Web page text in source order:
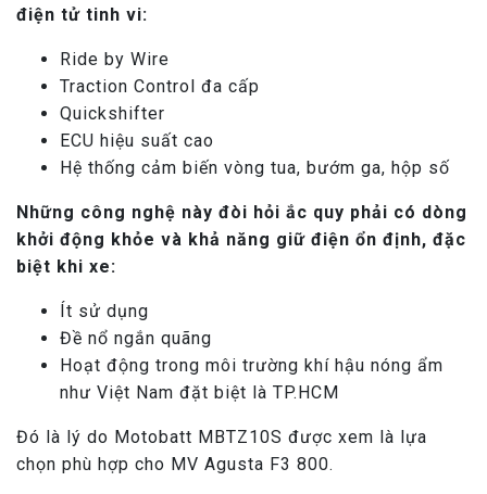
điện tử tinh vi:
Ride by Wire
Traction Control đa cấp
Quickshifter
ECU hiệu suất cao
Hệ thống cảm biến vòng tua, bướm ga, hộp số
Những công nghệ này đòi hỏi ắc quy phải có dòng
khởi động khỏe và khả năng giữ điện ổn định, đặc
biệt khi xe:
Ít sử dụng
Đề nổ ngắn quãng
Hoạt động trong môi trường khí hậu nóng ẩm
như Việt Nam đặt biệt là TP.HCM
Đó là lý do Motobatt MBTZ10S được xem là lựa
chọn phù hợp cho MV Agusta F3 800.